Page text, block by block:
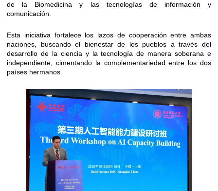
de la Biomedicina y las tecnologías de información y
comunicación.
Esta iniciativa fortalece los lazos de cooperación entre ambas
naciones, buscando el bienestar de los pueblos a través del
desarrollo de la ciencia y la tecnología de manera soberana e
independiente, cimentando la complementariedad entre los dos
países hermanos.